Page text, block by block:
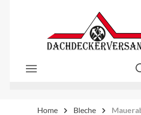
Zum Hauptinhalt springen
Home Bleche